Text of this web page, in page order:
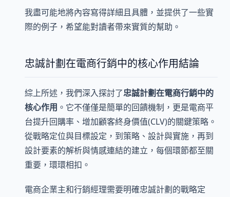
我盡可能地將內容寫得詳細且具體，並提供了一些實
際的例子，希望能對讀者帶來實質的幫助。
忠誠計劃在電商行銷中的核心作用結論
綜上所述，我們深入探討了忠誠計劃在電商行銷中的
核心作用 。它不僅僅是簡單的回饋機制，更是電商平
台提升回購率、增加顧客終身價值(CLV)的關鍵策略。
從戰略定位與目標設定，到策略、設計與實施，再到
設計要素的解析與情感連結的建立，每個環節都至關
重要，環環相扣。
電商企業主和行銷經理需要明確忠誠計劃的戰略定